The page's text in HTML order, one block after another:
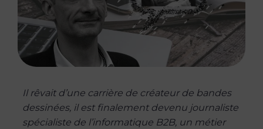
Il rêvait d’une carrière de créateur de bandes
dessinées, il est finalement devenu journaliste
spécialiste de l’informatique B2B, un métier